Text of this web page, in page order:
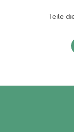
Teile